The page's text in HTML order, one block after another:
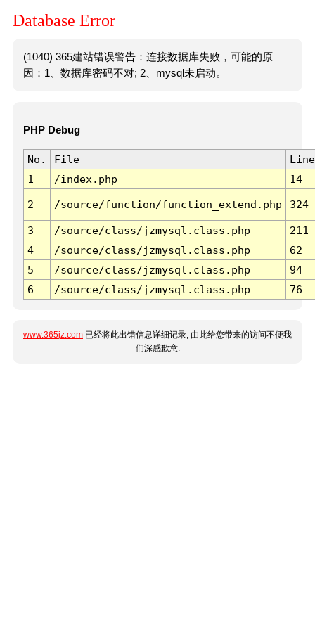
Database Error
(1040) 365建站错误警告：连接数据库失败，可能的原
因：1、数据库密码不对; 2、mysql未启动。
PHP Debug
No. File
Line
1
/index.php 14
2 /source/function/function_extend.php 324
3 /source/class/jzmysql.class.php
211
4
/source/class/jzmysql.class.php
62
5
/source/class/jzmysql.class.php
94
6
/source/class/jzmysql.class.php 76
www.365jz.com 已经将此出错信息详细记录, 由此给您带来的访问不便我
们深感歉意.